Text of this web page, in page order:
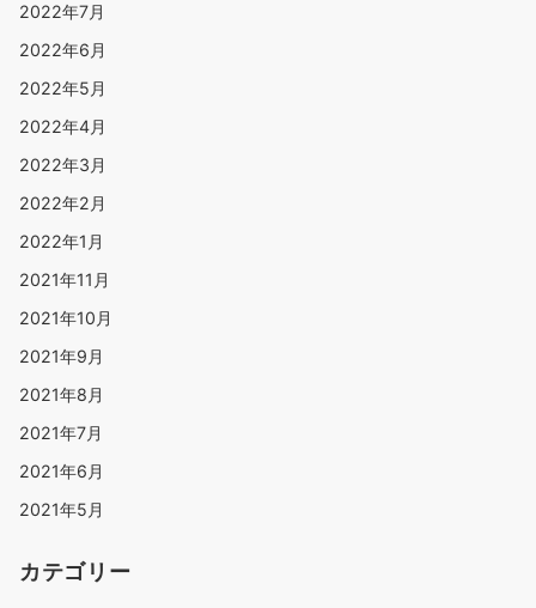
2022年7月
2022年6月
2022年5月
2022年4月
2022年3月
2022年2月
2022年1月
2021年11月
2021年10月
2021年9月
2021年8月
2021年7月
2021年6月
2021年5月
カテゴリー